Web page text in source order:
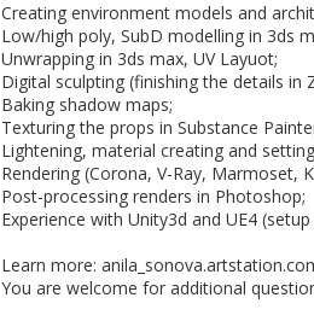
Creating environment models and
Low/high poly, SubD modelling in 3ds
Unwrapping in 3ds max, UV Layuot;
Digital sculpting (finishing the details in
Baking shadow maps;
Texturing the props in Substance
Lightening, material creating and
Rendering (Corona, V-Ray, Marmoset,
Post-processing renders in Photoshop;
Experience with Unity3d and UE4
Learn more:
You are welcome for additional